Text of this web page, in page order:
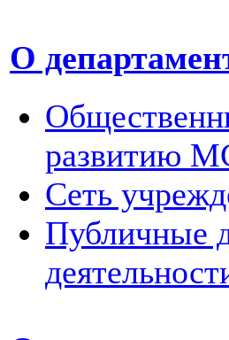
О
развитию
Сеть
Публичные